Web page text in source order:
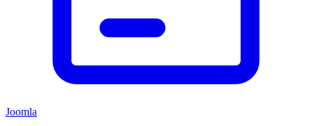
Joomla